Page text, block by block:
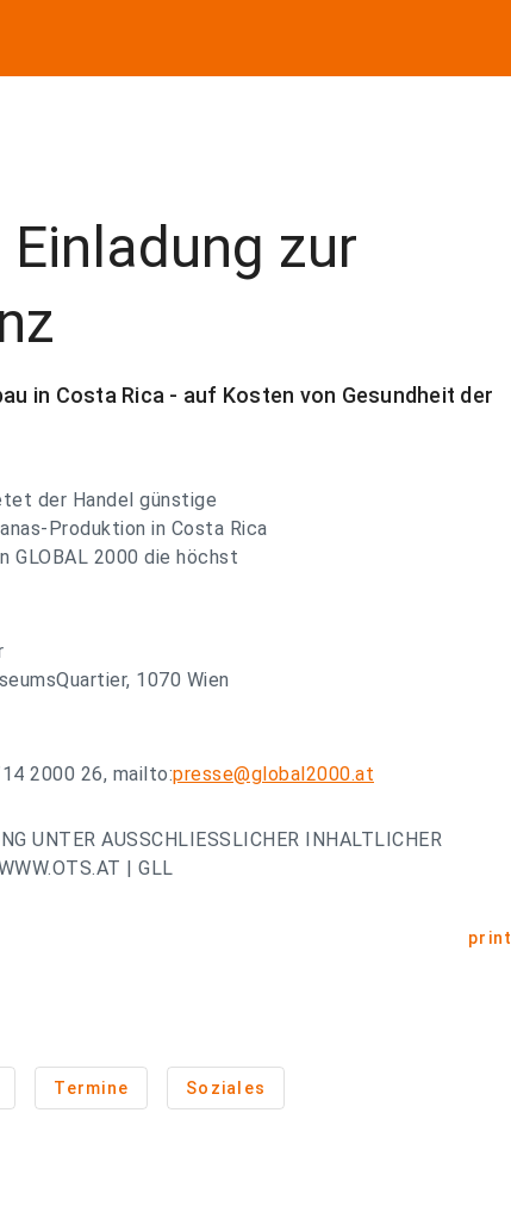
Einladung zur
in Costa Rica - auf Kosten von Gesundheit der
der Handel günstige
Produktion in Costa Rica
2000 die höchst
1070 Wien
2000 26, mailto:presse@global2000.at
UNTER AUSSCHLIESSLICHER INHALTLICHER
| GLL
print
Termine Soziales